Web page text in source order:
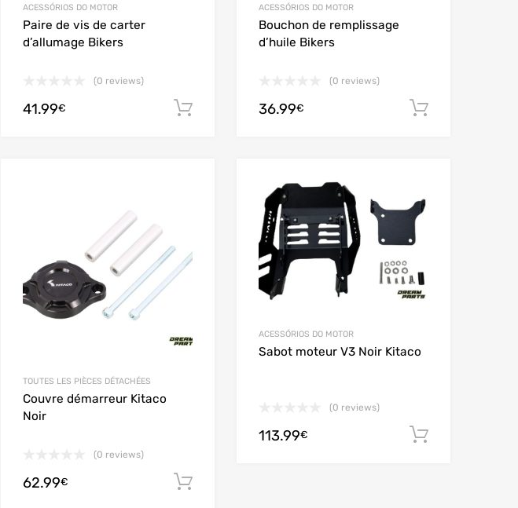
Adicionar
ACESSÓRIOS DO MOTOR
Paire de vis de carter
d’allumage Bikers
(0 reviews)
41.99€ Adicionar
ACESSÓRIOS DO MOTOR
Bouchon de remplissage
d’huile Bikers
(0 reviews)
36.99€
Adicionar
Add to Wishlist
TOUTES LES PIÈCES DÉTACHÉES
Couvre démarreur Kitaco
Noir
(0 reviews)
62.99€
ACESSÓRIOS DO MOTOR
Sabot moteur V3 Noir Kitaco
(0 reviews)
113.99€